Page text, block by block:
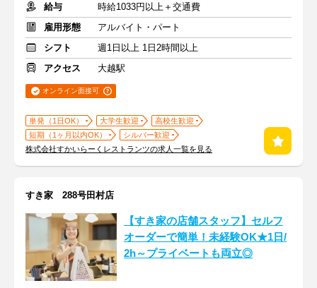
給与
時給1033円以上＋交通費
雇用形態
アルバイト・パート
シフト
週1日以上 1日2時間以上
アクセス
大越駅
オンライン面接可
単発（1日OK） 大学生歓迎
高校生歓迎
短期（1ヶ月以内OK）
シルバー歓迎
株式会社すかいらーくレストランツの求人一覧を見る
すき家 288号田村店
【すき家の店舗スタッフ】セルフ
オーダーで簡単！未経験OK★1日/
2h～プライベートも両立◎